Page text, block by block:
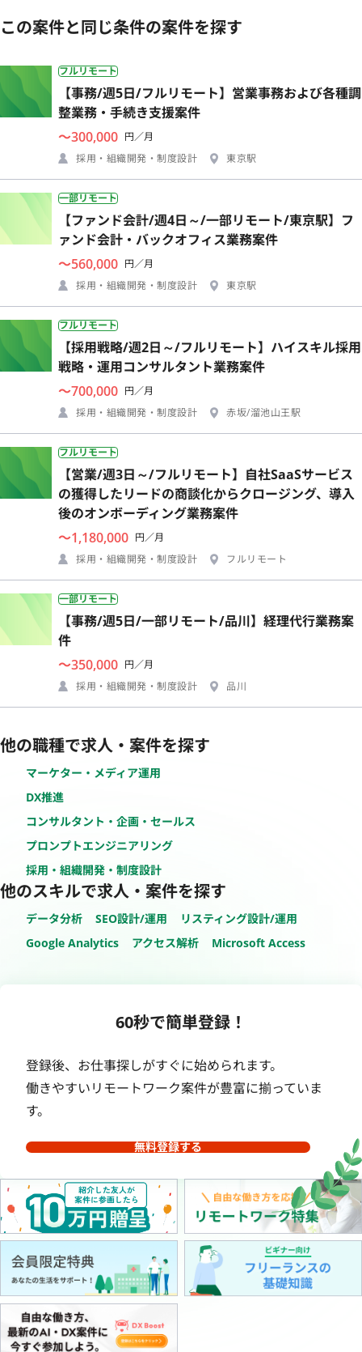
この案件と同じ条件の案件を探す
フルリモート
【事務/週5日/フルリモート】営業事務および各種調
整業務・手続き支援案件
〜300,000 円／月
採用・組織開発・制度設計
東京駅
一部リモート
【ファンド会計/週4日～/一部リモート/東京駅】フ
ァンド会計・バックオフィス業務案件
〜560,000 円／月
採用・組織開発・制度設計
東京駅
フルリモート
【採用戦略/週2日～/フルリモート】ハイスキル採用
戦略・運用コンサルタント業務案件
〜700,000 円／月
採用・組織開発・制度設計
赤坂/溜池山王駅
フルリモート
【営業/週3日～/フルリモート】自社SaaSサービス
の獲得したリードの商談化からクロージング、導入
後のオンボーディング業務案件
〜1,180,000 円／月
採用・組織開発・制度設計
フルリモート
一部リモート
【事務/週5日/一部リモート/品川】経理代行業務案
件
〜350,000 円／月
採用・組織開発・制度設計
品川
他の職種で求人・案件を探す
マーケター・メディア運用
DX推進
コンサルタント・企画・セールス
プロンプトエンジニアリング
採用・組織開発・制度設計
他のスキルで求人・案件を探す
データ分析 SEO設計/運用
リスティング設計/運用
Google Analytics
アクセス解析 Microsoft Access
60秒で簡単登録！
登録後、お仕事探しがすぐに始められます。
働きやすいリモートワーク案件が豊富に揃っていま
す。
無料登録する